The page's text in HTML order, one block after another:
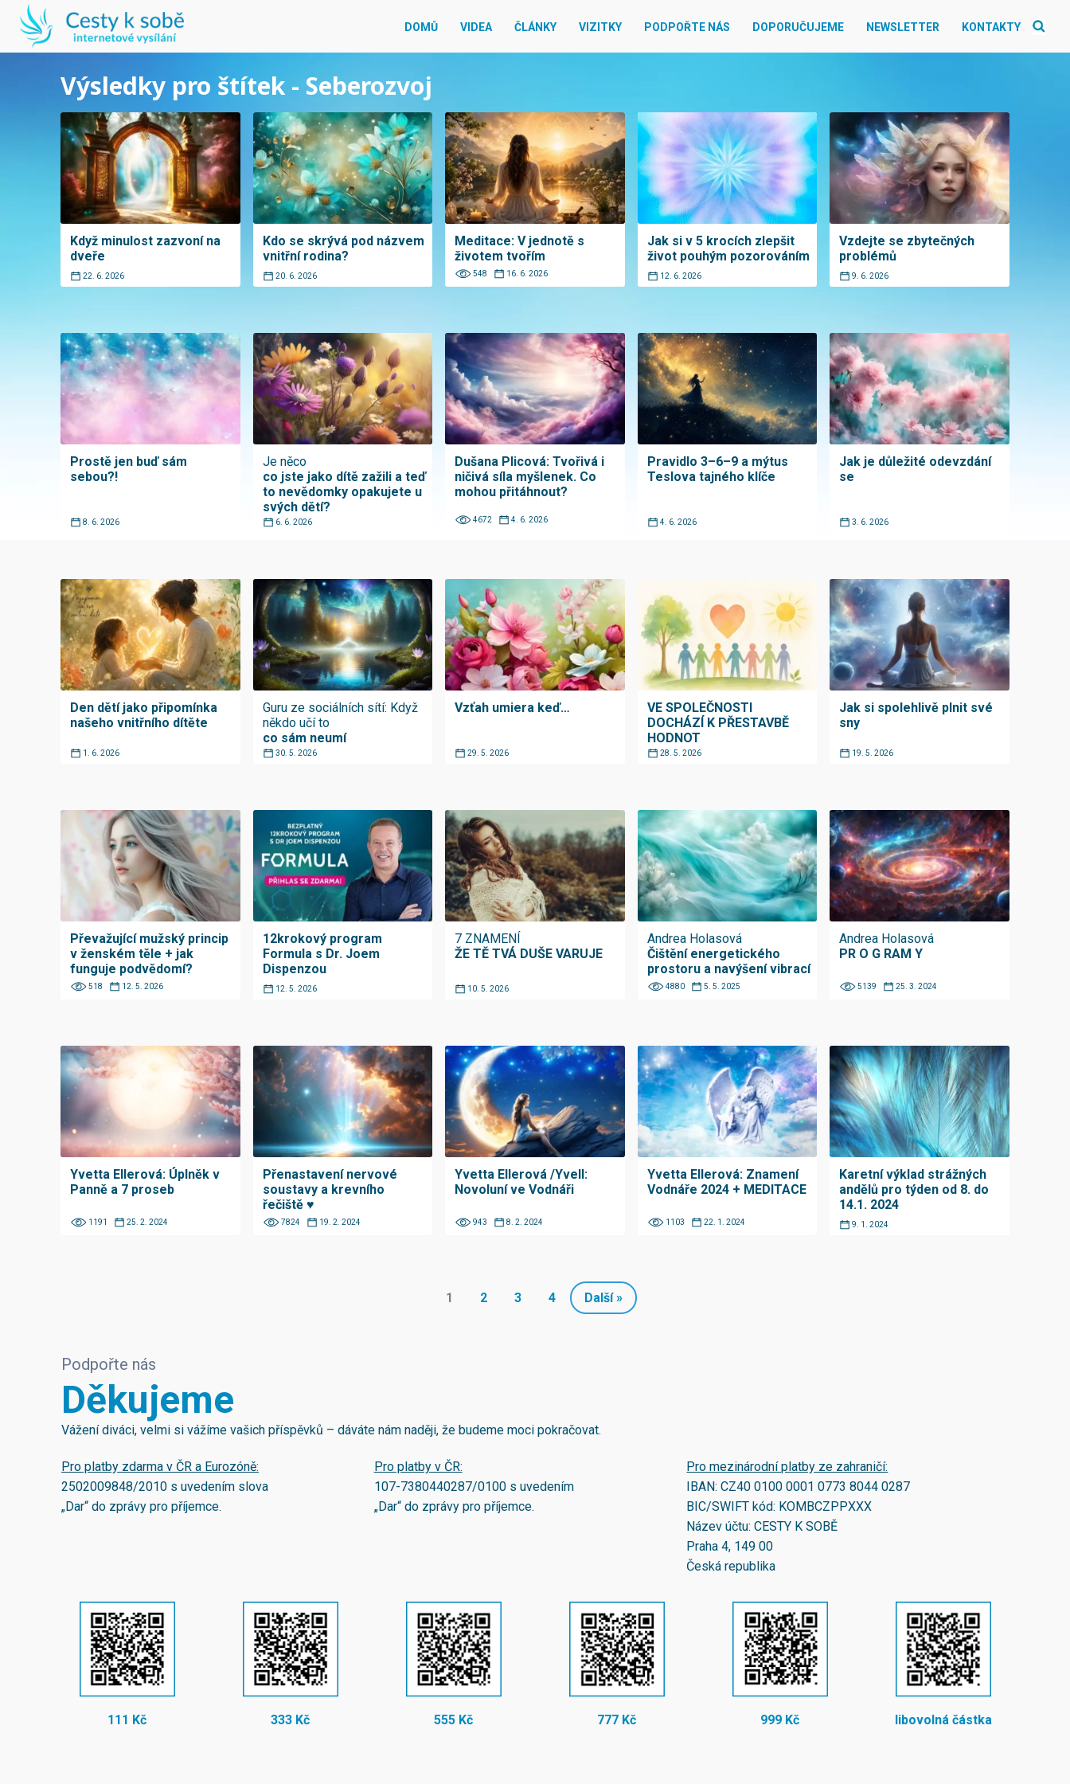
DOMŮ VIDEA ČLÁNKY VIZITKY PODPOŘTE NÁS DOPORUČUJEME NEWSLETTER KONTAKTY
Výsledky pro štítek - Seberozvoj
Když minulost zazvoní na
dveře
22. 6. 2026
Kdo se skrývá pod názvem
vnitřní rodina?
20. 6. 2026
Meditace: V jednotě s
životem tvořím
548 16. 6. 2026
Jak si v 5 krocích zlepšit
život pouhým pozorováním
12. 6. 2026
Vzdejte se zbytečných
problémů
9. 6. 2026
Prostě jen buď sám
sebou?!
8. 6. 2026
Je něco
co jste jako dítě zažili a teď
to nevědomky opakujete u
svých dětí?
6. 6. 2026
Dušana Plicová: Tvořivá i
ničivá síla myšlenek. Co
mohou přitáhnout?
4672 4. 6. 2026
Pravidlo 3–6–9 a mýtus
Teslova tajného klíče
4. 6. 2026
Jak je důležité odevzdání
se
3. 6. 2026
Den dětí jako připomínka
našeho vnitřního dítěte
1. 6. 2026
Guru ze sociálních sítí: Když
někdo učí to
co sám neumí
30. 5. 2026
Vzťah umiera keď…
29. 5. 2026
VE SPOLEČNOSTI
DOCHÁZÍ K PŘESTAVBĚ
HODNOT
28. 5. 2026
Jak si spolehlivě plnit své
sny
19. 5. 2026
Převažující mužský princip
v ženském těle + jak
funguje podvědomí?
518 12. 5. 2026
12krokový program
Formula s Dr. Joem
Dispenzou
12. 5. 2026
7 ZNAMENÍ
ŽE TĚ TVÁ DUŠE VARUJE
10. 5. 2026
Andrea Holasová
Čištění energetického
prostoru a navýšení vibrací
4880 5. 5. 2025
Andrea Holasová
PR O G RAM Y
5139 25. 3. 2024
Yvetta Ellerová: Úplněk v
Panně a 7 proseb
1191 25. 2. 2024
Přenastavení nervové
soustavy a krevního
řečiště ♥️
7824 19. 2. 2024
Yvetta Ellerová /Yvell:
Novoluní ve Vodnáři
943 8. 2. 2024
Yvetta Ellerová: Znamení
Vodnáře 2024 + MEDITACE
1103 22. 1. 2024
Karetní výklad strážných
andělů pro týden od 8. do
14.1. 2024
9. 1. 2024
1 2 3 4 Další »
Podpořte nás
Děkujeme
Vážení diváci, velmi si vážíme vašich příspěvků – dáváte nám naději, že budeme moci pokračovat.
Pro platby zdarma v ČR a Eurozóně:
2502009848/2010 s uvedením slova
„Dar“ do zprávy pro příjemce.
Pro platby v ČR:
107-7380440287/0100s uvedením
„Dar“ do zprávy pro příjemce.
Pro mezinárodní platby ze zahraničí:
IBAN:CZ40 0100 0001 0773 8044 0287
BIC/SWIFT kód: KOMBCZPPXXX
Název účtu: CESTY K SOBĚ
Praha 4, 149 00
Česká republika
111 Kč 333 Kč 555 Kč 777 Kč 999 Kč libovolná částka